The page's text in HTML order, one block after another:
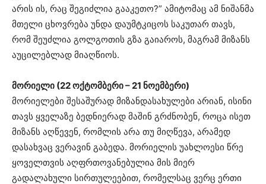
არის ის, რაც შეგიძლია გააკეთო?” ამიტომაც ამ ნიშანმა
მთელი ცხოვრება უნდა დაუმტკიცოს საკუთარ თავს,
რომ შეუძლია გოლგოთის გზა გაიაროს, მაგრამ მიზანს
აუცილებლად მიაღწიოს.
მორიელი (22 ოქტომბერი – 21 ნოემბერი)
მორიელები შესაშურად მიზანდასახულები არიან, ისინი
თავს ყველაზე ბედნიერად მაშინ გრძნობენ, როცა ისეთ
მიზანს აღწევენ, რომლის არა თუ მიღწევა, არამედ
დასახვაც ვერავინ გაბედა. მორიელის უახლოესი წრე
ყოველთვის აღფრთოვანებულია მის მიერ
გადალახული სირთულეებით, რომელსაც ვერც ერთი